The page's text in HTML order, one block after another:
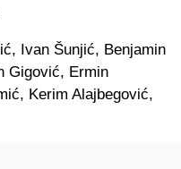
Ivan Šunjić, Benjamin
Gigović, Ermin
Kerim Alajbegović,